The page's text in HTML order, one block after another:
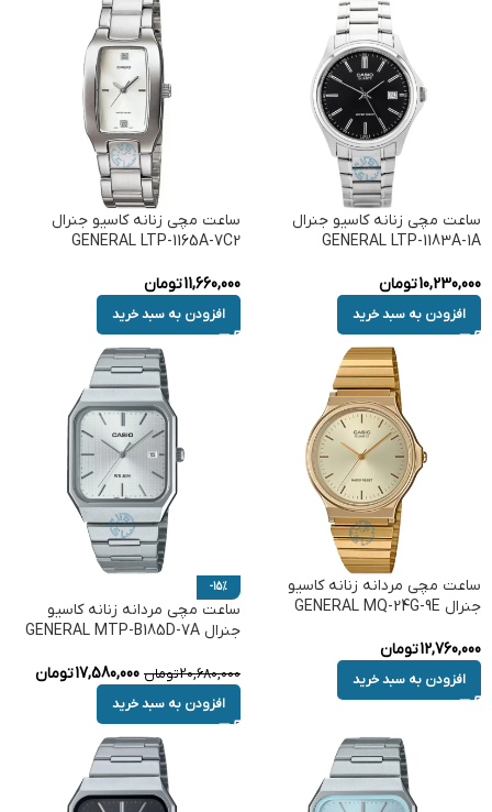
ساعت مچی زنانه کاسیو جنرال
GENERAL LTP-1183A-1A
10,230,000تومان
افزودن به سبد خرید
ساعت مچی زنانه کاسیو جنرال
GENERAL LTP-1165A-7C2
11,660,000تومان
افزودن به سبد خرید
ساعت مچی مردانه زنانه کاسیو
جنرال GENERAL MQ-24G-9E
12,760,000تومان
افزودن به سبد خرید
-15%
ساعت مچی مردانه زنانه کاسیو
جنرال GENERAL MTP-B185D-7A
20,680,000تومان 17,580,000تومان
افزودن به سبد خرید